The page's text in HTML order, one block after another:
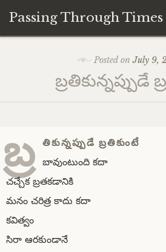
Passing Through Times
About author
Posted onJuly 9,
బ్రతికున్నప్పుడే
బ్ర తికున్నప్పుడే బ్రతికుంటే
బావుంటుంది కదా
చచ్చేక బ్రతకడానికి
మనం చరిత్ర కాదు కదా
కవిత్వం
సిరా ఆరకుండానే